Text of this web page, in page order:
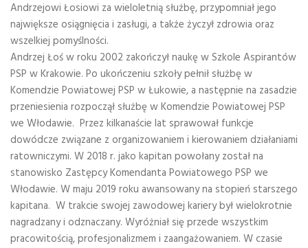
Andrzejowi Łosiowi za wieloletnią służbę, przypomniał jego
największe osiągnięcia i zasługi, a także życzył zdrowia oraz
wszelkiej pomyślności.
Andrzej Łoś w roku 2002 zakończył naukę w Szkole Aspirantów
PSP w Krakowie. Po ukończeniu szkoły pełnił służbę w
Komendzie Powiatowej PSP w Łukowie, a następnie na zasadzie
przeniesienia rozpoczął służbę w Komendzie Powiatowej PSP
we Włodawie. Przez kilkanaście lat sprawował funkcje
dowódcze związane z organizowaniem i kierowaniem działaniami
ratowniczymi. W 2018 r. jako kapitan powołany został na
stanowisko Zastępcy Komendanta Powiatowego PSP we
Włodawie. W maju 2019 roku awansowany na stopień starszego
kapitana. W trakcie swojej zawodowej kariery był wielokrotnie
nagradzany i odznaczany. Wyróżniał się przede wszystkim
pracowitością, profesjonalizmem i zaangażowaniem. W czasie